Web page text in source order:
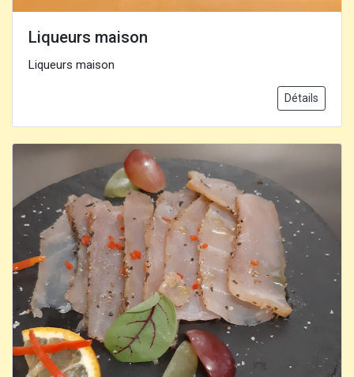
Liqueurs maison
Liqueurs maison
Détails